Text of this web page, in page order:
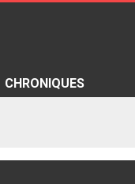
CHRONIQUES